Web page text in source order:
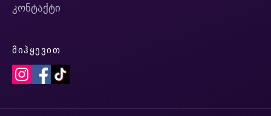
კონტაქტი
ᲛᲘᲰᲧᲔᲕᲘᲗ